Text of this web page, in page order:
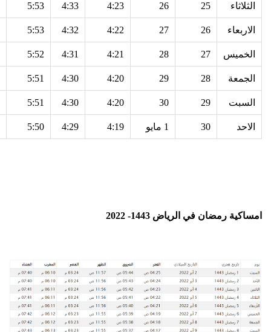
الثلاثاء 25
26
4:23
4:33
5:53
الاربعاء 26
27
4:22
4:32
5:53
الخميس 27
28
4:21
4:31
5:52
الجمعة 28
29
4:20
4:30
5:51
السبت 29
30
4:20
4:30
5:51
الاحد 30 1 مايو 4:19
4:29
5:50
امساكية رمضان في الرياض 1443- 2022